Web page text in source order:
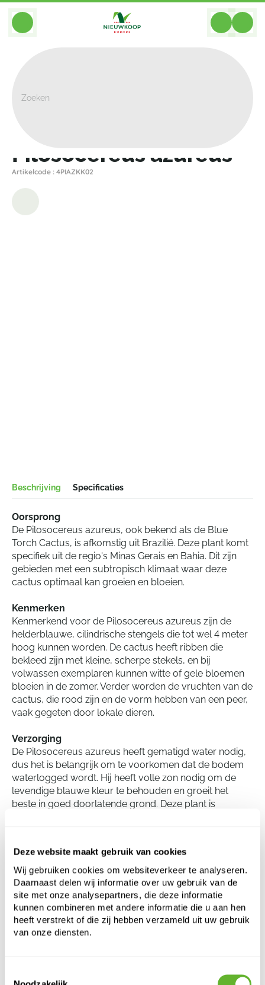
Deze website maakt gebruik van cookies
Wij gebruiken cookies om websiteverkeer te analyseren.
Daarnaast delen wij informatie over uw gebruik van de
site met onze analysepartners, die deze informatie
kunnen combineren met andere informatie die u aan hen
heeft verstrekt of die zij hebben verzameld uit uw gebruik
van onze diensten.
BACK
Pilosocereus azureus
Artikelcode : 4PIAZKK02
Beschrijving Specificaties
Oorsprong
De Pilosocereus azureus, ook bekend als de Blue
Torch Cactus, is afkomstig uit Brazilië. Deze plant komt
specifiek uit de regio's Minas Gerais en Bahia. Dit zijn
gebieden met een subtropisch klimaat waar deze
cactus optimaal kan groeien en bloeien.
Kenmerken
Kenmerkend voor de Pilosocereus azureus zijn de
helderblauwe, cilindrische stengels die tot wel 4 meter
hoog kunnen worden. De cactus heeft ribben die
bekleed zijn met kleine, scherpe stekels, en bij
volwassen exemplaren kunnen witte of gele bloemen
bloeien in de zomer. Verder worden de vruchten van de
cactus, die rood zijn en de vorm hebben van een peer,
vaak gegeten door lokale dieren.
Verzorging
De Pilosocereus azureus heeft gematigd water nodig,
dus het is belangrijk om te voorkomen dat de bodem
waterlogged wordt. Hij heeft volle zon nodig om de
levendige blauwe kleur te behouden en groeit het
beste in goed doorlatende grond. Deze plant is
Pilosocereus azureus
-
Hoogte:
120
Breedte:
60